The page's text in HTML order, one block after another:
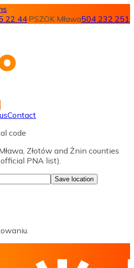
22 44·PSZOK Mława504 232 251
Contact
code
Złotów and Żnin counties
PNA list).
Save location